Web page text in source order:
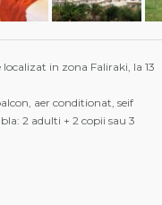
in zona Faliraki, la 13
aer conditionat, seif
2 adulti + 2 copii sau 3